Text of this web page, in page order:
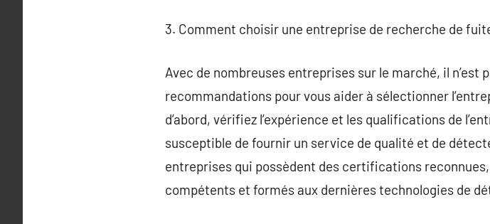
3. Comment choisir une entreprise de recherche de
Avec de nombreuses entreprises sur le marché, il
recommandations pour vous aider à sélectionner
d’abord, vérifiez l’expérience et les qualifications de
susceptible de fournir un service de qualité et de
entreprises qui possèdent des certifications
compétents et formés aux dernières technologies de